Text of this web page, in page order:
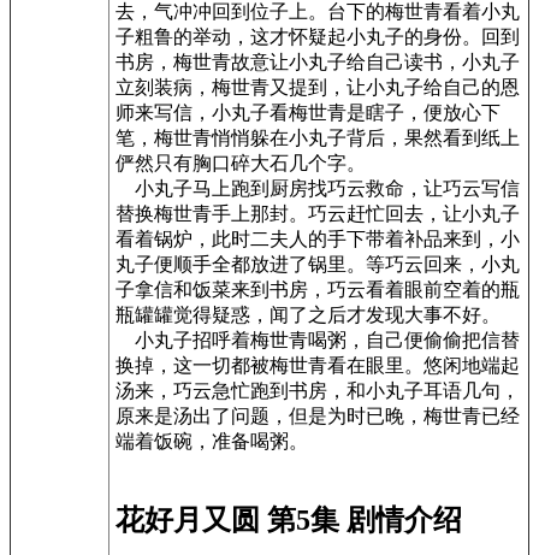
去，气冲冲回到位子上。台下的梅世青看着小丸
子粗鲁的举动，这才怀疑起小丸子的身份。回到
书房，梅世青故意让小丸子给自己读书，小丸子
立刻装病，梅世青又提到，让小丸子给自己的恩
师来写信，小丸子看梅世青是瞎子，便放心下
笔，梅世青悄悄躲在小丸子背后，果然看到纸上
俨然只有胸口碎大石几个字。
小丸子马上跑到厨房找巧云救命，让巧云写信
替换梅世青手上那封。巧云赶忙回去，让小丸子
看着锅炉，此时二夫人的手下带着补品来到，小
丸子便顺手全都放进了锅里。等巧云回来，小丸
子拿信和饭菜来到书房，巧云看着眼前空着的瓶
瓶罐罐觉得疑惑，闻了之后才发现大事不好。
小丸子招呼着梅世青喝粥，自己便偷偷把信替
换掉，这一切都被梅世青看在眼里。悠闲地端起
汤来，巧云急忙跑到书房，和小丸子耳语几句，
原来是汤出了问题，但是为时已晚，梅世青已经
端着饭碗，准备喝粥。
花好月又圆 第5集 剧情介绍